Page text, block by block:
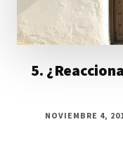
5.
NOVIEMBRE 4,